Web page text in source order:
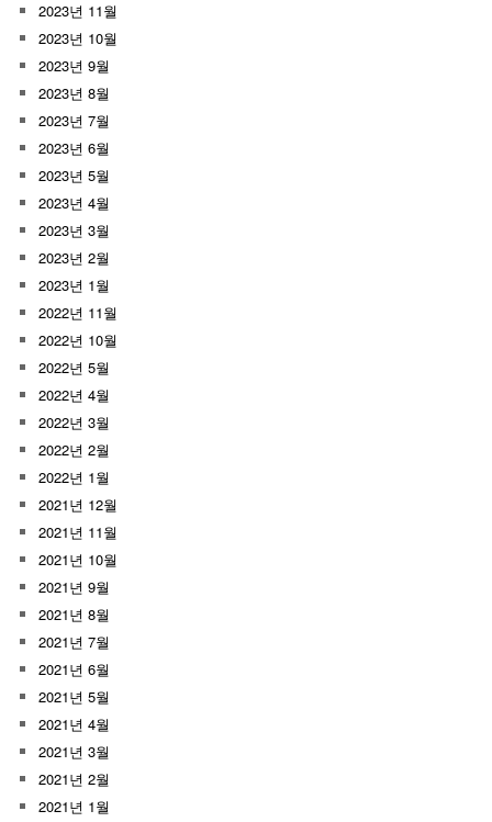
2023년 11월
2023년 10월
2023년 9월
2023년 8월
2023년 7월
2023년 6월
2023년 5월
2023년 4월
2023년 3월
2023년 2월
2023년 1월
2022년 11월
2022년 10월
2022년 5월
2022년 4월
2022년 3월
2022년 2월
2022년 1월
2021년 12월
2021년 11월
2021년 10월
2021년 9월
2021년 8월
2021년 7월
2021년 6월
2021년 5월
2021년 4월
2021년 3월
2021년 2월
2021년 1월